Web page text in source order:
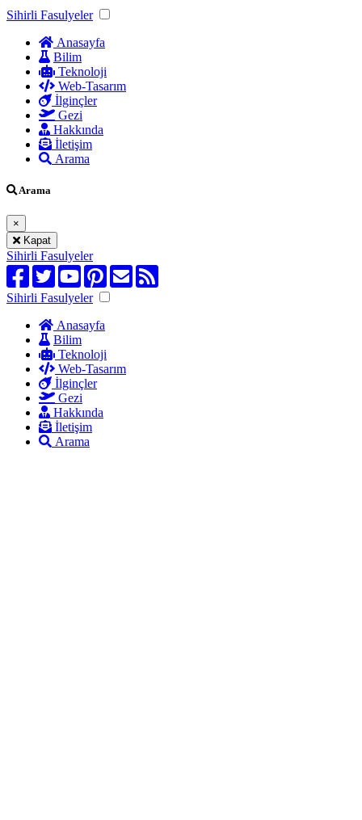
Sihirli Fasulyeler
Anasayfa
Bilim
Teknoloji
Web-Tasarım
İlginçler
Gezi
Hakkında
İletişim
Arama
Arama
×
Kapat
Sihirli Fasulyeler
Sihirli Fasulyeler
Anasayfa
Bilim
Teknoloji
Web-Tasarım
İlginçler
Gezi
Hakkında
İletişim
Arama